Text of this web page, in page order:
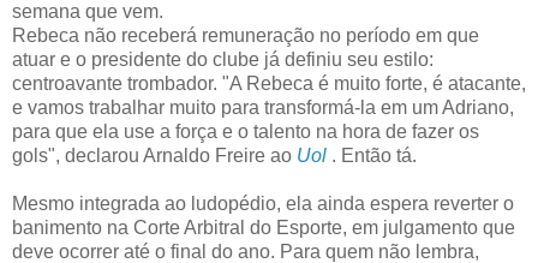
semana que vem.
Rebeca não receberá remuneração no período em que
atuar e o presidente do clube já definiu seu estilo:
centroavante trombador. "A Rebeca é muito forte, é atacante,
e vamos trabalhar muito para transformá-la em um Adriano,
para que ela use a força e o talento na hora de fazer os
gols", declarou Arnaldo Freire ao Uol . Então tá.
Mesmo integrada ao ludopédio, ela ainda espera reverter o
banimento na Corte Arbitral do Esporte, em julgamento que
deve ocorrer até o final do ano. Para quem não lembra,